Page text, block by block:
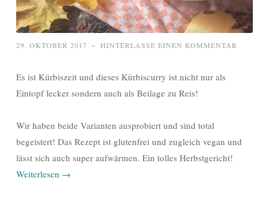
29. OKTOBER 2017 ~ HINTERLASSE EINEN KOMMENTAR
Es ist Kürbiszeit und dieses Kürbiscurry ist nicht nur als
Eintopf lecker sondern auch als Beilage zu Reis!
Wir haben beide Varianten ausprobiert und sind total
begeistert! Das Rezept ist glutenfrei und zugleich vegan und
lässt sich auch super aufwärmen. Ein tolles Herbstgericht!
Weiterlesen →